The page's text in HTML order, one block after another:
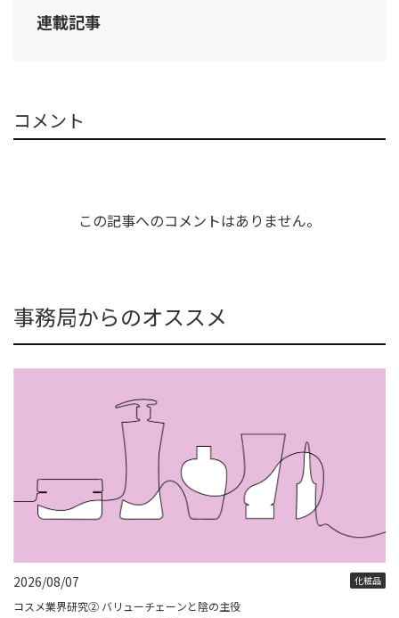
連載記事
コメント
この記事へのコメントはありません。
事務局からのオススメ
2026/08/07 化粧品
コスメ業界研究② バリューチェーンと陰の主役